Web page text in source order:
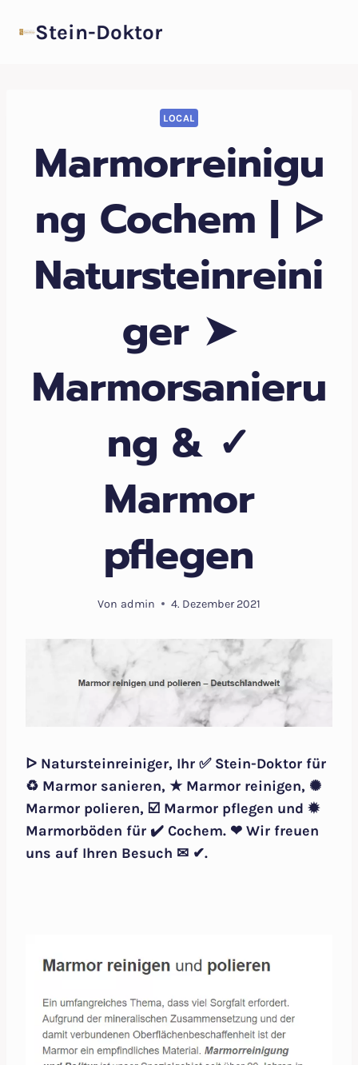
InhaltStein-Doktor
LOCAL
Marmorreinigu
ng Cochem | ᐅ
Natursteinreini
ger ➤
Marmorsanieru
ng & ✓
Marmor
pflegen
Von admin 4. Dezember 2021
ᐅ Natursteinreiniger, Ihr ✅ Stein-Doktor für
♻ Marmor sanieren, ★ Marmor reinigen, ✺
Marmor polieren, ☑️ Marmor pflegen und ✹
Marmorböden für ✔️ Cochem. ❤ Wir freuen
uns auf Ihren Besuch ✉ ✔.